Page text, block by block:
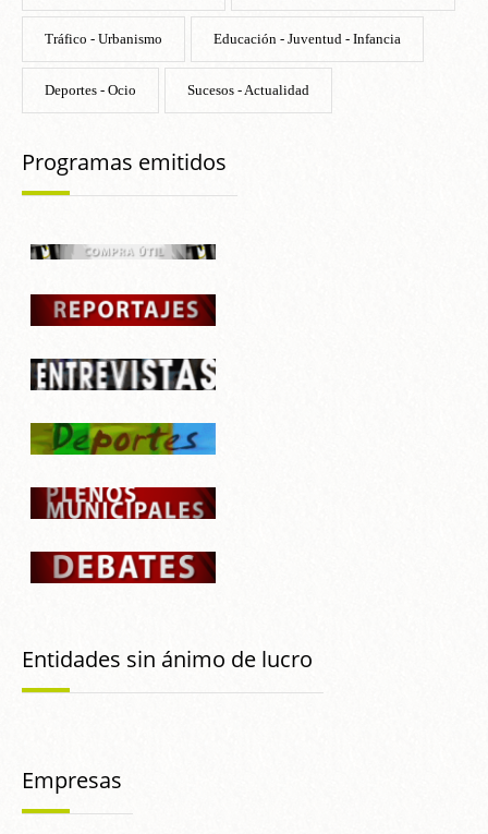
Tráfico - Urbanismo Educación - Juventud - Infancia
Deportes - Ocio Sucesos - Actualidad
Programas emitidos
Entidades sin ánimo de lucro
Empresas